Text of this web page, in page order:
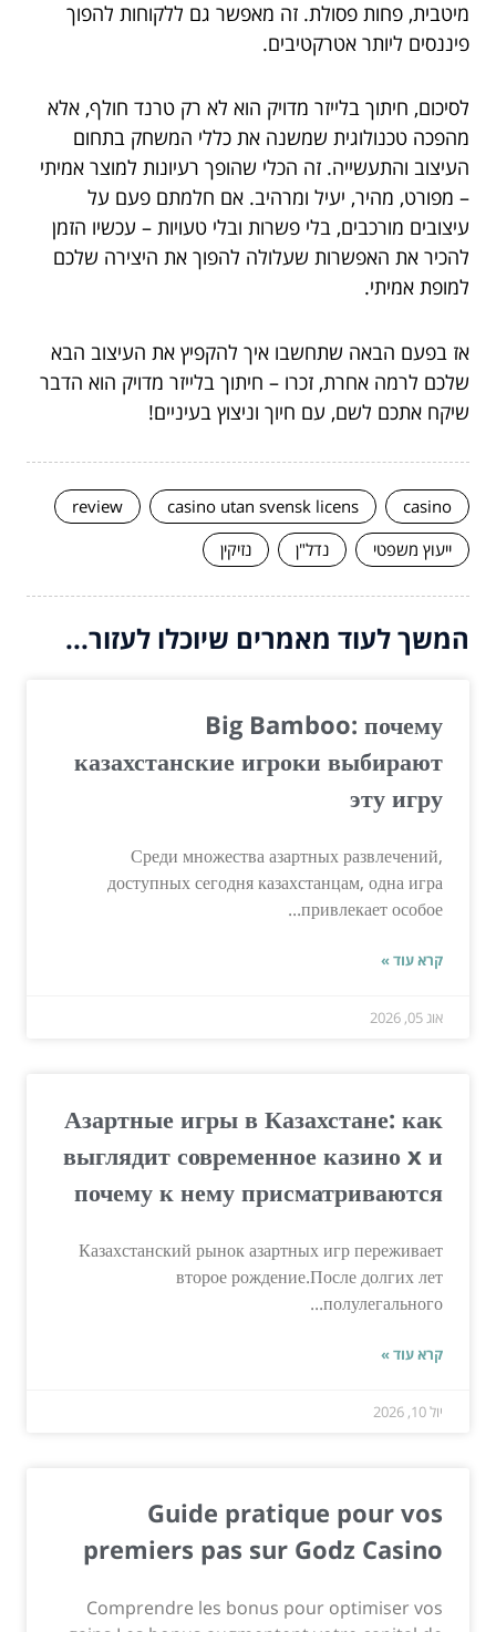
מיטבית, פחות פסולת. זה מאפשר גם ללקוחות להפוך
פיננסים ליותר אטרקטיבים.
לסיכום, חיתוך בלייזר מדויק הוא לא רק טרנד חולף, אלא
מהפכה טכנולוגית שמשנה את כללי המשחק בתחום
העיצוב והתעשייה. זה הכלי שהופך רעיונות למוצר אמיתי
– מפורט, מהיר, יעיל ומרהיב. אם חלמתם פעם על
עיצובים מורכבים, בלי פשרות ובלי טעויות – עכשיו הזמן
להכיר את האפשרות שעלולה להפוך את היצירה שלכם
למופת אמיתי.
אז בפעם הבאה שתחשבו איך להקפיץ את העיצוב הבא
שלכם לרמה אחרת, זכרו – חיתוך בלייזר מדויק הוא הדבר
שיקח אתכם לשם, עם חיוך וניצוץ בעיניים!
casino
casino utan svensk licens
review
ייעוץ משפטי
נדל"ן נזיקין
המשך לעוד מאמרים שיוכלו לעזור...
Big Bamboo: почему
казахстанские игроки выбирают
эту игру
Среди множества азартных развлечений,
доступных сегодня казахстанцам, одна игра
привлекает особое...
קרא עוד »
אוג 05, 2026
Азартные игры в Казахстане: как
выглядит современное казино x и
почему к нему присматриваются
Казахстанский рынок азартных игр переживает
второе рождение.После долгих лет
полулегального...
קרא עוד »
יול 10, 2026
Guide pratique pour vos
premiers pas sur Godz Casino
Comprendre les bonus pour optimiser vos